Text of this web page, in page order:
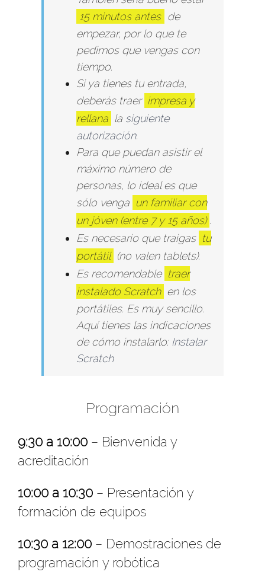
15 minutos antes de
empezar, por lo que te
pedimos que vengas con
tiempo.
Si ya tienes tu entrada,
deberás traer impresa y
rellana la siguiente
autorización.
Para que puedan asistir el
máximo número de
personas, lo ideal es que
sólo venga un familiar con
un jóven (entre 7 y 15 años) .
Es necesario que traigas tu
portátil (no valen tablets).
Es recomendable traer
instalado Scratch en los
portátiles. Es muy sencillo.
Aquí tienes las indicaciones
de cómo instalarlo: Instalar
Scratch
Programación
9:30 a 10:00 – Bienvenida y
acreditación
10:00 a 10:30 – Presentación y
formación de equipos
10:30 a 12:00 – Demostraciones de
programación y robótica